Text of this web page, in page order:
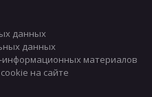
данных
данных
информационных материалов
на сайте